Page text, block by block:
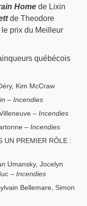
Home de Lixin
de Theodore
prix du Meilleur
québécois
Kim McCraw
– Incendies
– Incendies
– Incendies
UN PREMIER RÔLE :
Umansky, Jocelyn
–Incendies
Bellemare, Simon